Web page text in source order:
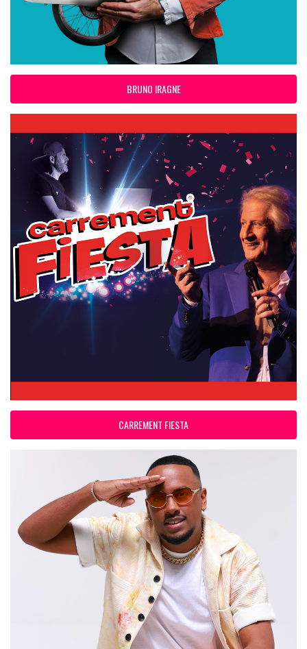
BRUNO IRAGNE
CARREMENT FIESTA